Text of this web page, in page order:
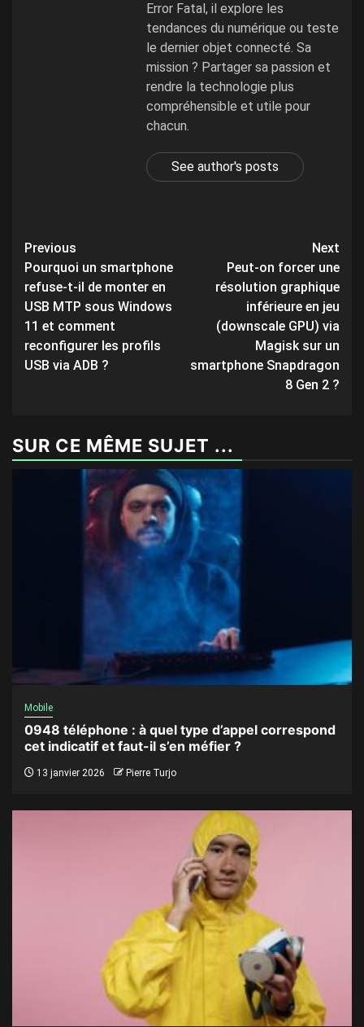
Error Fatal, il explore les
tendances du numérique ou teste
le dernier objet connecté. Sa
mission ? Partager sa passion et
rendre la technologie plus
compréhensible et utile pour
chacun.
See author's posts
Post
navigation
Previous
Pourquoi un smartphone
refuse-t-il de monter en
USB MTP sous Windows
11 et comment
reconfigurer les profils
USB via ADB ?
Next
Peut-on forcer une
résolution graphique
inférieure en jeu
(downscale GPU) via
Magisk sur un
smartphone Snapdragon
8 Gen 2 ?
SUR CE MÊME SUJET ...
Mobile
0948 téléphone : à quel type d’appel correspond
cet indicatif et faut-il s’en méfier ?
13 janvier 2026 Pierre Turjo